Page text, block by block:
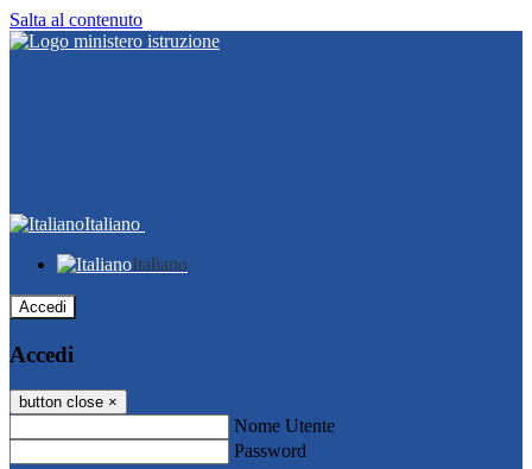
Salta al contenuto
Italiano
Italiano
Accedi
Accedi
button close ×
Nome Utente
Password